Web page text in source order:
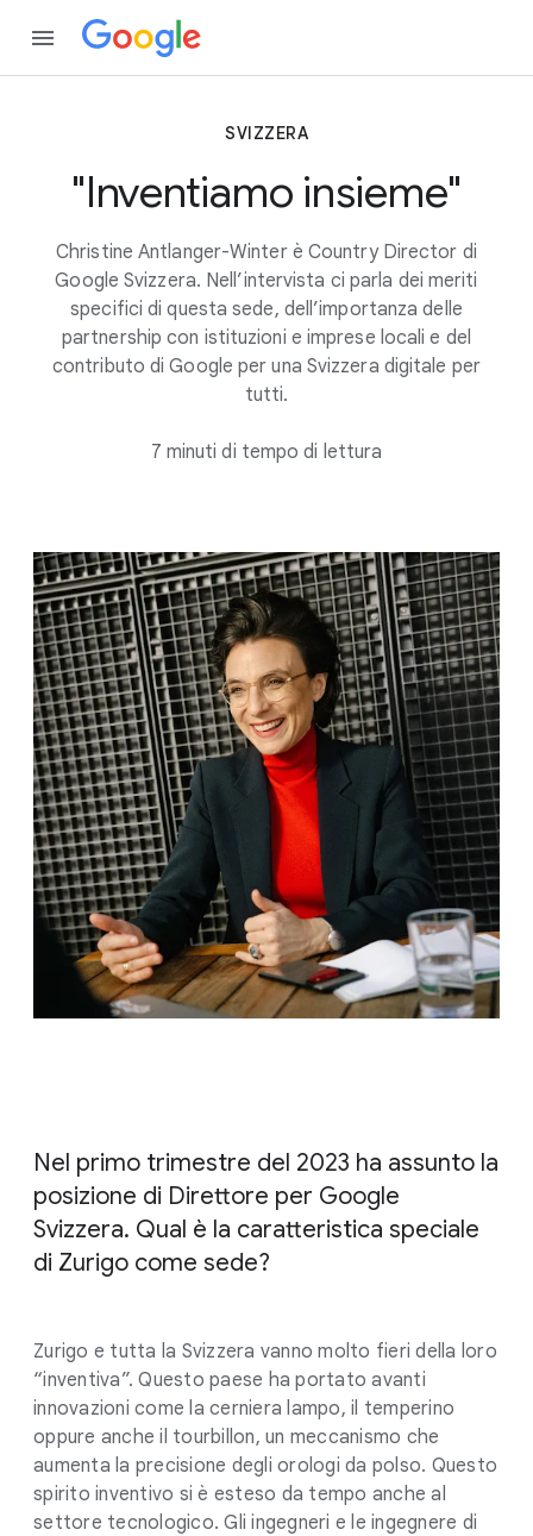
SVIZZERA
"Inventiamo insieme"
Christine Antlanger-Winter è Country Director di
Google Svizzera. Nell’intervista ci parla dei meriti
specifici di questa sede, dell’importanza delle
partnership con istituzioni e imprese locali e del
contributo di Google per una Svizzera digitale per
tutti.
7 minuti di tempo di lettura
Nel primo trimestre del 2023 ha assunto la
posizione di Direttore per Google
Svizzera. Qual è la caratteristica speciale
di Zurigo come sede?
Zurigo e tutta la Svizzera vanno molto fieri della loro
“inventiva”. Questo paese ha portato avanti
innovazioni come la cerniera lampo, il temperino
oppure anche il tourbillon, un meccanismo che
aumenta la precisione degli orologi da polso. Questo
spirito inventivo si è esteso da tempo anche al
settore tecnologico. Gli ingegneri e le ingegnere di